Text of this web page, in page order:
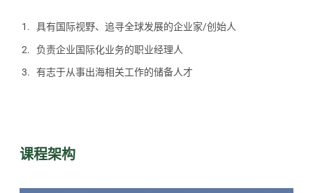
具有国际视野、追寻全球发展的企业家/创始人
负责企业国际化业务的职业经理人
有志于从事出海相关工作的储备人才
课程架构